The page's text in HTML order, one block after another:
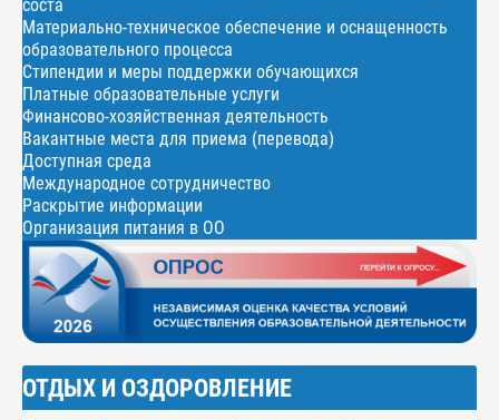
соста
Материально-техническое обеспечение и оснащенность
образовательного процесса
Стипендии и меры поддержки обучающихся
Платные образовательные услуги
Финансово-хозяйственная деятельность
Вакантные места для приема (перевода)
Доступная среда
Международное сотрудничество
Раскрытие информации
Организация питания в ОО
ОТДЫХ И ОЗДОРОВЛЕНИЕ